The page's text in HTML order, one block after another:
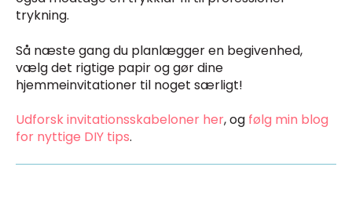
trykning.
Så næste gang du planlægger en begivenhed,
vælg det rigtige papir og gør dine
hjemmeinvitationer til noget særligt!
Udforsk invitationsskabeloner her, og følg min blog
for nyttige DIY tips.